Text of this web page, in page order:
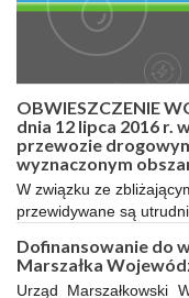
OBWIESZCZENIE
dnia 12 lipca 2016 r.
przewozie
wyznaczonym
W związku ze
przewidywane są
Dofinansowanie do
Marszałka
Urząd Marszałkowski